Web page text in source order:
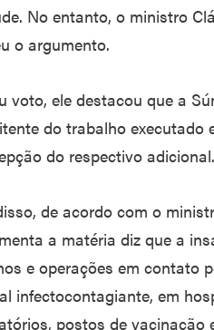
No entanto, o ministro
o argumento.
voto, ele destacou que a
do trabalho
do respectivo adicional.
de acordo com o
a matéria diz que a
e operações em contato
infectocontagiante, em
postos de vacinação